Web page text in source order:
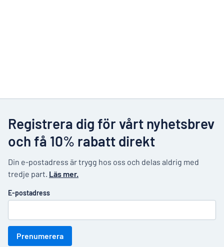
Registrera dig för vårt nyhetsbrev
och få 10% rabatt direkt
Din e-postadress är trygg hos oss och delas aldrig med
tredje part. Läs mer.
E-postadress
Prenumerera